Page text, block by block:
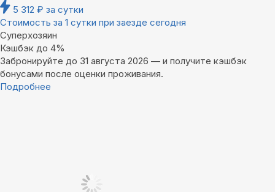
5 312 ₽ за сутки
Стоимость за 1 сутки при заезде сегодня
Суперхозяин
Кэшбэк до 4%
Забронируйте до 31 августа 2026 — и получите кэшбэк
бонусами после оценки проживания.
Подробнее